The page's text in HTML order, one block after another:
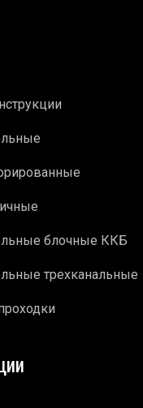
блочные ККБ
трехканальные